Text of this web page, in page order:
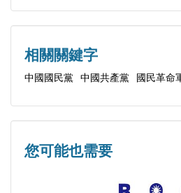
第二節 第二期生在黃埔軍
第三節 第二期生經受高等軍事
第四節 第二期生留學其他外國
況綜述
第八節 第二期生任職國民革命
相關關鍵字
中國國民黨 中國共產黨 國民革命
您可能也需要